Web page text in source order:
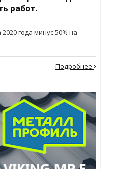
работ.
года минус 50% на
Подробнее